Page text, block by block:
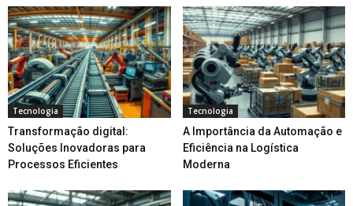
Tecnologia
Transformação digital:
Soluções Inovadoras para
Processos Eficientes
Tecnologia
A Importância da Automação e
Eficiência na Logística
Moderna